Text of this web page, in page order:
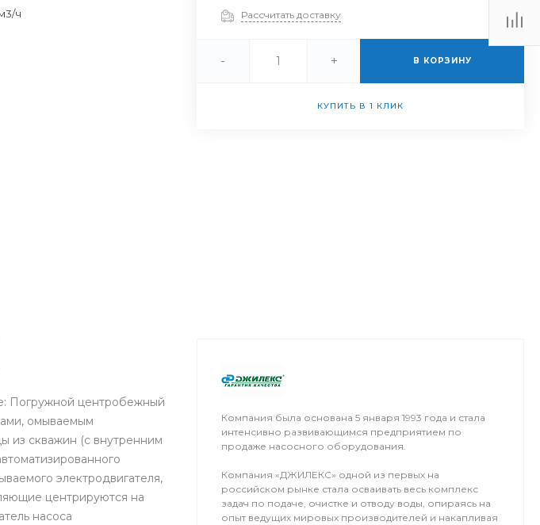
ч
Рассчитать доставку
- + В КОРЗИНУ
КУПИТЬ В 1 КЛИК
Погружной центробежный
омываемым
из скважин (с внутренним
электродвигателя,
центрируются на
насоса
Компания была основана 5 января 1993 года и стала
интенсивно развивающимся предприятием по
продаже насосного оборудования.
Компания «ДЖИЛЕКС» одной из первых на
российском рынке стала осваивать весь комплекс
задач по подаче, очистке и отводу воды, опираясь на
опыт ведущих мировых производителей и накапливая